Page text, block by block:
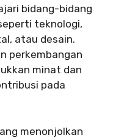
bidang-bidang
teknologi,
atau desain.
perkembangan
minat dan
pada
menonjolkan